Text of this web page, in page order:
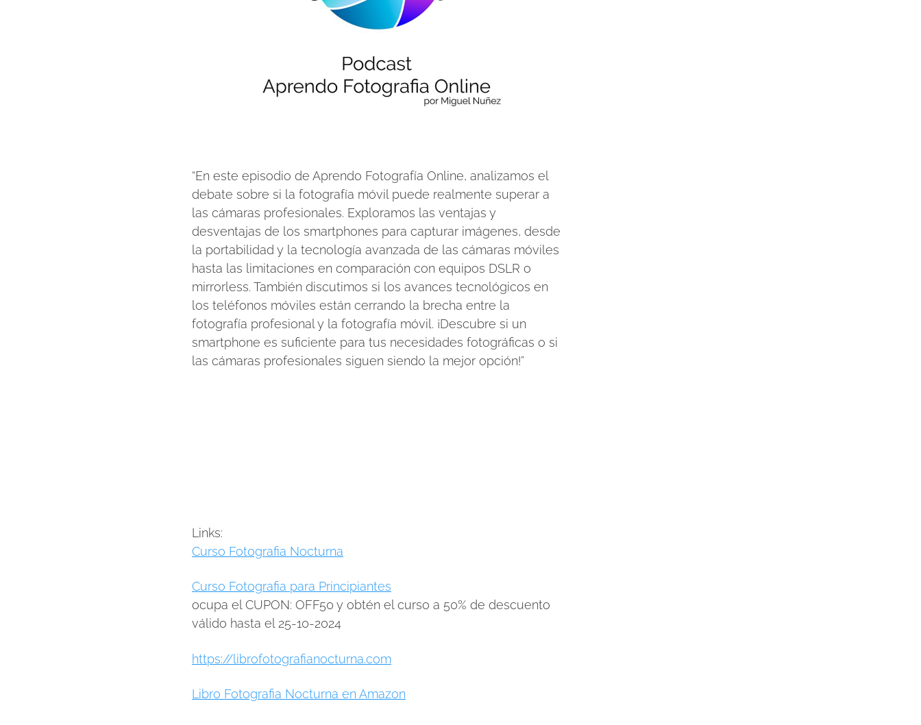
“En este episodio de Aprendo Fotografía Online, analizamos el
debate sobre si la fotografía móvil puede realmente superar a
las cámaras profesionales. Exploramos las ventajas y
desventajas de los smartphones para capturar imágenes, desde
la portabilidad y la tecnología avanzada de las cámaras móviles
hasta las limitaciones en comparación con equipos DSLR o
mirrorless. También discutimos si los avances tecnológicos en
los teléfonos móviles están cerrando la brecha entre la
fotografía profesional y la fotografía móvil. ¡Descubre si un
smartphone es suficiente para tus necesidades fotográficas o si
las cámaras profesionales siguen siendo la mejor opción!”
Links:
Curso Fotografia Nocturna
Curso Fotografia para Principiantes
ocupa el CUPON: OFF50 y obtén el curso a 50% de descuento
válido hasta el 25-10-2024
https://librofotografianocturna.com
Libro Fotografia Nocturna en Amazon